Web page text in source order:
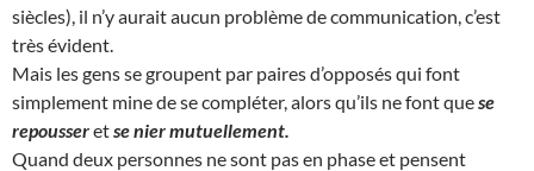
siècles), il n’y aurait aucun problème de communication, c’est
très évident.
Mais les gens se groupent par paires d’opposés qui font
simplement mine de se compléter, alors qu’ils ne font quese
repousseretse nier mutuellement.
Quand deux personnes ne sont pas en phase et pensent